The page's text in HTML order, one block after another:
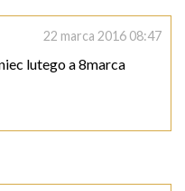
22 marca 2016 08:47
lutego a 8marca